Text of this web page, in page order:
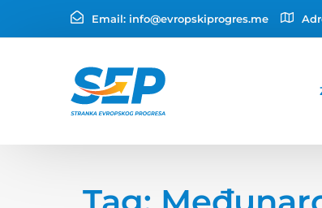
Email: info@evropskiprogres.me